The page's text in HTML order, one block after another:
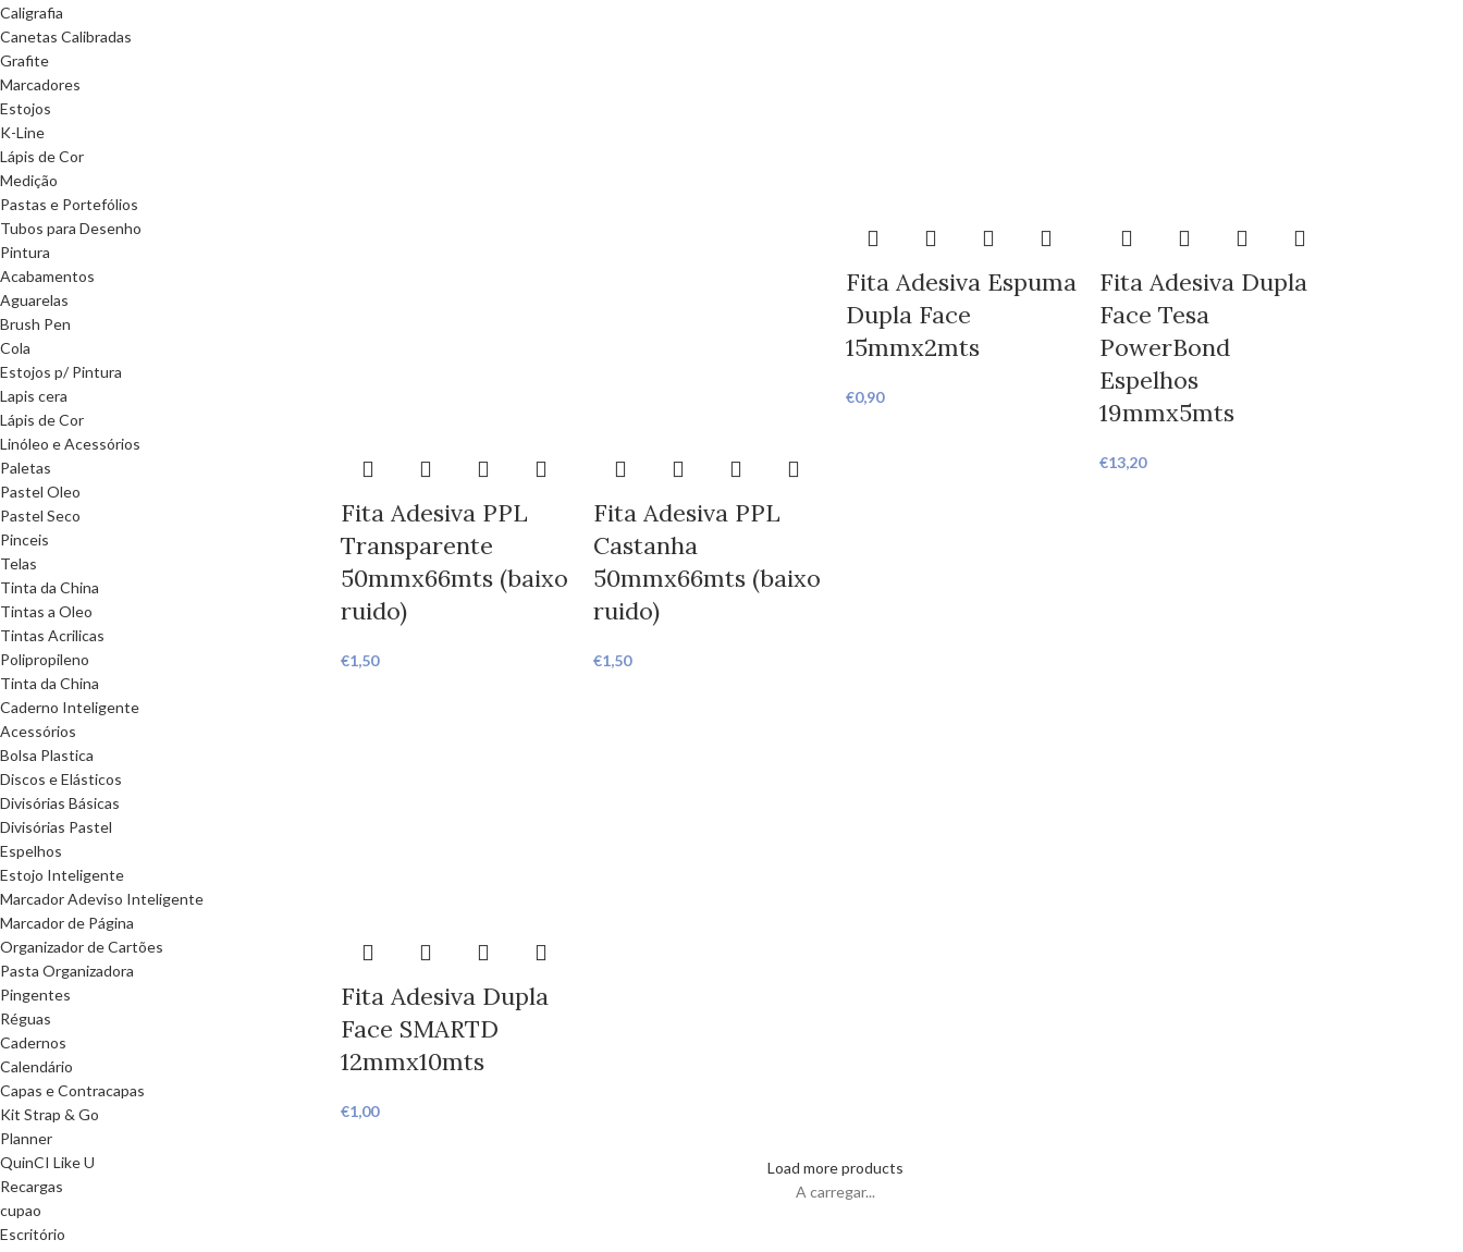
Caligrafia
Canetas Calibradas
Grafite
Marcadores
Estojos
K-Line
Lápis de Cor
Medição
Pastas e Portefólios
Tubos para Desenho
Pintura
Acabamentos
Aguarelas
Brush Pen
Cola
Estojos p/ Pintura
Lapis cera
Lápis de Cor
Linóleo e Acessórios
Paletas
Pastel Oleo
Pastel Seco
Pinceis
Telas
Tinta da China
Tintas a Oleo
Tintas Acrilicas
Polipropileno
Tinta da China
Caderno Inteligente
Acessórios
Bolsa Plastica
Discos e Elásticos
Divisórias Básicas
Divisórias Pastel
Espelhos
Estojo Inteligente
Marcador Adeviso Inteligente
Marcador de Página
Organizador de Cartões
Pasta Organizadora
Pingentes
Réguas
Cadernos
Calendário
Capas e Contracapas
Kit Strap & Go
Planner
QuinCI Like U
Recargas
cupao
Escritório
Fita Adesiva PPL
Transparente
50mmx66mts (baixo
ruido)
€1,50
Fita Adesiva PPL
Castanha
50mmx66mts (baixo
ruido)
€1,50
Fita Adesiva Espuma
Dupla Face
15mmx2mts
€0,90
Fita Adesiva Dupla
Face Tesa
PowerBond
Espelhos
19mmx5mts
€13,20
Fita Adesiva Dupla
Face SMARTD
12mmx10mts
€1,00
Load more products
A carregar...